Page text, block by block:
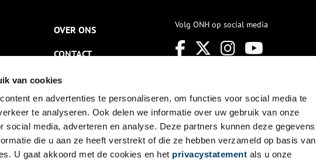
van cookies
en advertenties te personaliseren, om functies voor social media te
te analyseren. Ook delen we informatie over uw gebruik van onze
social media, adverteren en analyse. Deze partners kunnen deze gegevens
die u aan ze heeft verstrekt of die ze hebben verzameld op basis van
U gaat akkoord met de cookies en het privacystatement als u onze
vorm kregen, werd het
genoemd.
OVER ONS
CONTACT
NIEUWSBRIEF
DISCLAIMER
PRIVACY
TOEGANKELIJKHEID
Volg ONH op social media